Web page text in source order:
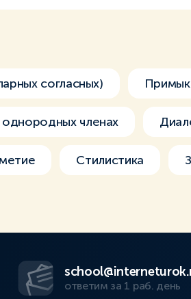
согласных)
членах
Стилистика
ответим за 1 раб. день